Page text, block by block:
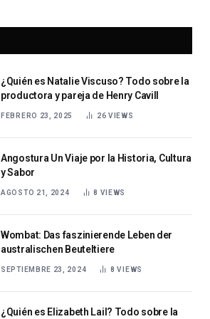
¿Quién es Natalie Viscuso? Todo sobre la
productora y pareja de Henry Cavill
FEBRERO 23, 2025 26VIEWS
Angostura Un Viaje por la Historia, Cultura
y Sabor
AGOSTO 21, 2024 8 VIEWS
Wombat: Das faszinierende Leben der
australischen Beuteltiere
SEPTIEMBRE 23, 2024 8VIEWS
¿Quién es Elizabeth Lail? Todo sobre la